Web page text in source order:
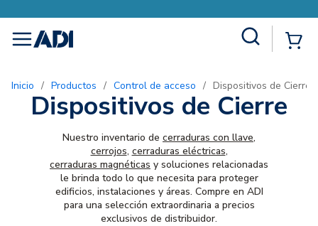
menu
Inicio / Productos / Control de acceso / Dispositivos de Cierre
Dispositivos de Cierre
Nuestro inventario de cerraduras con llave,
cerrojos, cerraduras eléctricas,
cerraduras magnéticas y soluciones relacionadas
le brinda todo lo que necesita para proteger
edificios, instalaciones y áreas. Compre en ADI
para una selección extraordinaria a precios
exclusivos de distribuidor.